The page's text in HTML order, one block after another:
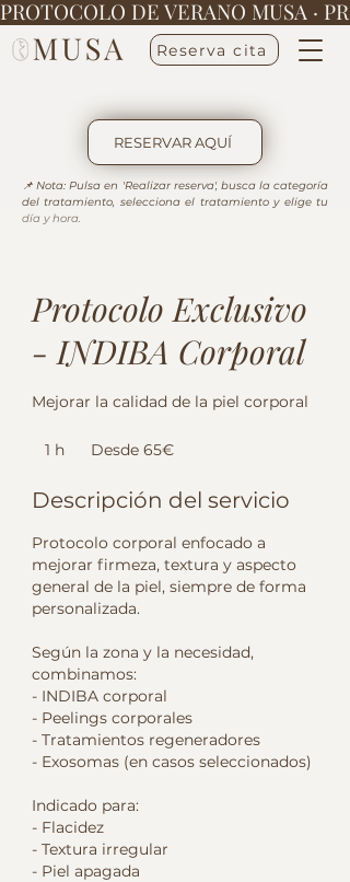
Reserva cita
PROTOCOLO DE VERANO MUSA ·
RESERVAR AQUÍ
📌 Nota: Pulsa en 'Realizar reserva', busca la categoría
del tratamiento, selecciona el tratamiento y elige tu
día y hora.
Protocolo Exclusivo
- INDIBA Corporal
Mejorar la calidad de la piel corporal
1 h
65€Desde 65€
Descripción del servicio
Protocolo corporal enfocado a
mejorar firmeza, textura y aspecto
general de la piel, siempre de forma
personalizada.
Según la zona y la necesidad,
combinamos:
- INDIBA corporal
- Peelings corporales
- Tratamientos regeneradores
- Exosomas (en casos seleccionados)
Indicado para:
- Flacidez
- Textura irregular
- Piel apagada